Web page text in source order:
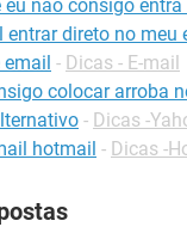
eu nao consigo
entrar direto no meu
email - Dicas - E-mail
colocar arroba
- Dicas -
hotmail - Dicas -